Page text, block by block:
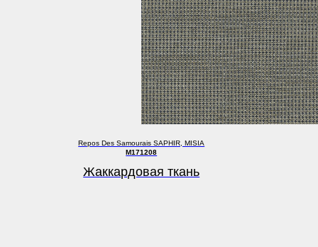
Repos Des Samourais SAPHIR, MISIA
M171208
Жаккардовая ткань